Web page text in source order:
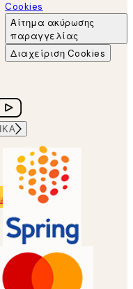
Cookies
Αίτημα ακύρωσης
παραγγελίας
Διαχείριση Cookies